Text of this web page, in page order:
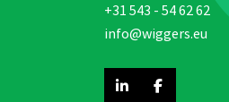
+31 543 - 54 62 62
info@wiggers.eu